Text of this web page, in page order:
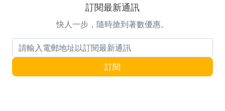
訂閱最新通訊
快人一步，隨時搶到著數優惠。
電郵地址 訂閱